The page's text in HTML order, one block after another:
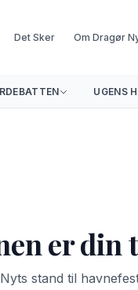
Det Sker Om Dragør
UGENS
er din
stand til